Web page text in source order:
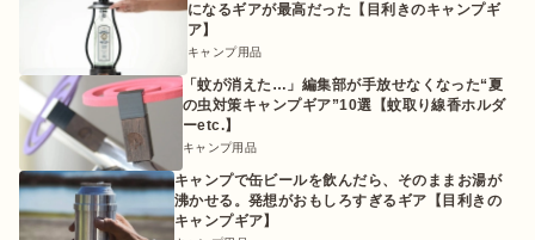
になるギアが最高だった【目利きのキャンプギ
ア】
キャンプ用品
「蚊が消えた…」編集部が手放せなくなった“夏
の虫対策キャンプギア”10選【蚊取り線香ホルダ
ーetc.】
キャンプ用品
キャンプで缶ビールを飲んだら、そのままお湯が
沸かせる。発想がおもしろすぎるギア【目利きの
キャンプギア】